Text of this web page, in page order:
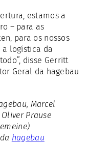
estamos a
– para as
para os nossos
logística da
disse Gerritt
Geral da hagebau
Marcel
Prause
hagebau